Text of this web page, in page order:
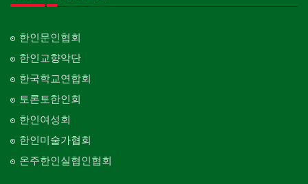
한인문인협회
한인교향악단
한국학교연합회
토론토한인회
한인여성회
한인미술가협회
온주한인실협인협회